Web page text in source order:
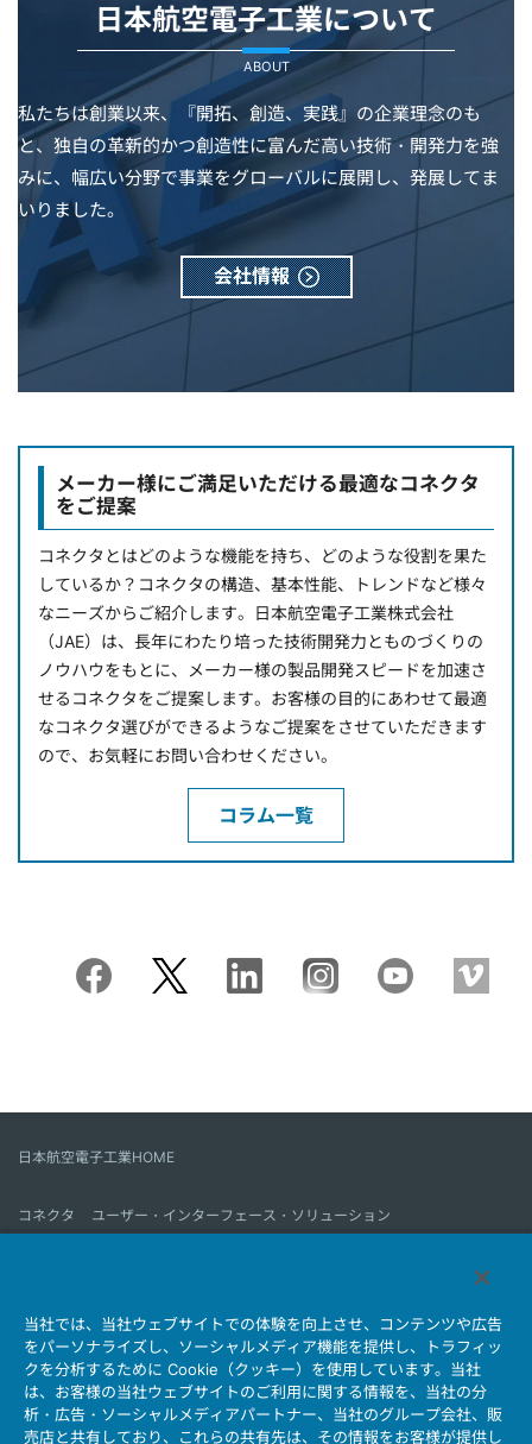
日本航空電子工業について
ABOUT
私たちは創業以来、『開拓、創造、実践』の企業理念のも
と、独自の革新的かつ創造性に富んだ高い技術・開発力を強
みに、幅広い分野で事業をグローバルに展開し、発展してま
いりました。
会社情報
メーカー様にご満足いただける最適なコネクタ
をご提案
コネクタとはどのような機能を持ち、どのような役割を果た
しているか？コネクタの構造、基本性能、トレンドなど様々
なニーズからご紹介します。日本航空電子工業株式会社
（JAE）は、長年にわたり培った技術開発力とものづくりの
ノウハウをもとに、メーカー様の製品開発スピードを加速さ
せるコネクタをご提案します。お客様の目的にあわせて最適
なコネクタ選びができるようなご提案をさせていただきます
ので、お気軽にお問い合わせください。
コラム一覧
日本航空電子工業HOME
コネクタ
ユーザー・インターフェース・ソリューション
会社情報 サステナビリティ IR情報 採用情報
会社情報新着一覧
製品情報新着一覧
サイトマップ お問い合わせ
当社では、当社ウェブサイトでの体験を向上させ、コンテンツや広告
をパーソナライズし、ソーシャルメディア機能を提供し、トラフィッ
クを分析するために Cookie（クッキー）を使用しています。当社
は、お客様の当社ウェブサイトのご利用に関する情報を、当社の分
析・広告・ソーシャルメディアパートナー、当社のグループ会社、販
売店と共有しており、これらの共有先は、その情報をお客様が提供し